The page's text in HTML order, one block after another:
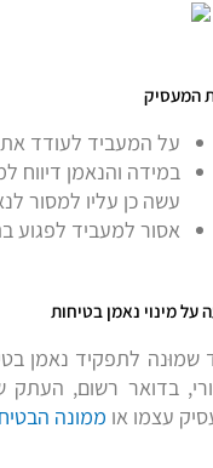
המעסיק
על המעביד לעודד את
במידה והנאמן
עשה כן עליו למסור
אסור למעביד לפגוע
על מינוי נאמן בטיחות
שמוּנה לתפקיד נאמן
בדואר רשום,
עצמו או ממונה